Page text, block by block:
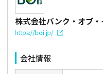
株式会社バンク・オブ・
https://boi.jp/
会社情報